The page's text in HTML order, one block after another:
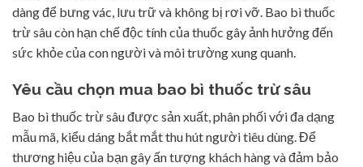
dàng để bưng vác, lưu trữ và không bị rơi vỡ. Bao bì thuốc
trừ sâu còn hạn chế độc tính của thuốc gây ảnh hưởng đến
sức khỏe của con người và môi trường xung quanh.
Yêu cầu chọn mua bao bì thuốc trừ sâu
Bao bì thuốc trừ sâu được sản xuất, phân phối với đa dạng
mẫu mã, kiểu dáng bắt mắt thu hút người tiêu dùng. Để
thương hiệu của bạn gây ấn tượng khách hàng và đảm bảo